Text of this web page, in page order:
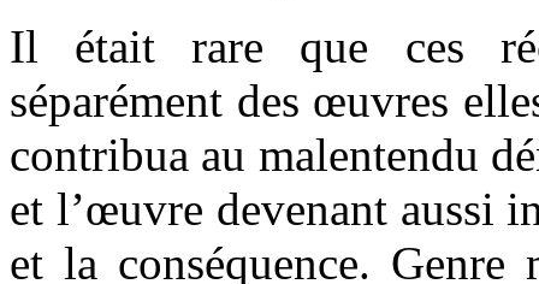
Il était rare que ces
séparément des œuvres
contribua au malentendu
et l’œuvre devenant aussi
et la conséquence.